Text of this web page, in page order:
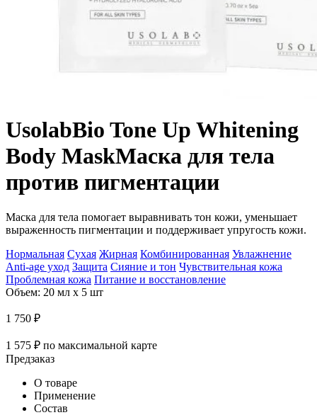
UsolabBio Tone Up Whitening
Body MaskМаска для тела
против пигментации
Маска для тела помогает выравнивать тон кожи, уменьшает
выраженность пигментации и поддерживает упругость кожи.
Нормальная Сухая Жирная Комбинированная Увлажнение
Anti-age уход Защита Сияние и тон Чувствительная кожа
Проблемная кожа Питание и восстановление
Объем: 20 мл х 5 шт
1 750 ₽
1 575 ₽ по максимальной карте
Предзаказ
О товаре
Применение
Состав